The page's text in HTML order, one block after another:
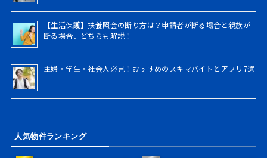
【生活保護】扶養照会の断り方は？申請者が断る場合と親族が
断る場合、どちらも解説！
主婦・学生・社会人必見！おすすめのスキマバイトとアプリ7選
人気物件ランキング